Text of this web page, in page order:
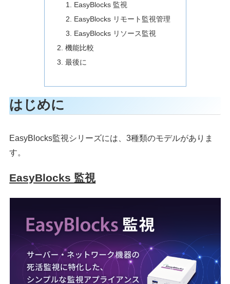
EasyBlocks 監視
EasyBlocks リモート監視管理
EasyBlocks リソース監視
機能比較
最後に
はじめに
EasyBlocks監視シリーズには、3種類のモデルがありま
す。
EasyBlocks 監視